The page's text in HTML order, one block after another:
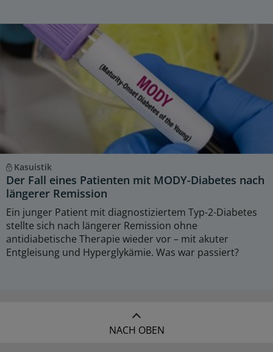
Kasuistik
Der Fall eines Patienten mit MODY-Diabetes nach
längerer Remission
Ein junger Patient mit diagnostiziertem Typ-2-Diabetes
stellte sich nach längerer Remission ohne
antidiabetische Therapie wieder vor – mit akuter
Entgleisung und Hyperglykämie. Was war passiert?
NACH OBEN